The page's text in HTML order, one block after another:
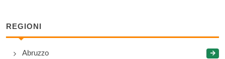
REGIONI
Abruzzo